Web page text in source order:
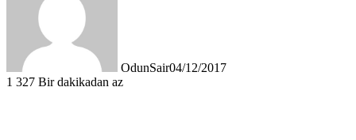
OdunSair04/12/2017
1 327 Bir dakikadan az